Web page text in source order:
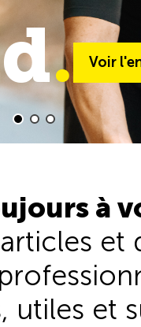
. Voir
. Voir
à
et
utiles et